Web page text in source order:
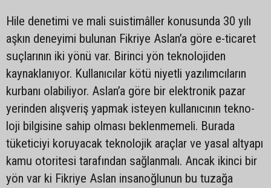
Hile denetimi ve mali suistimâller konusunda 30 yılı
aşkın deneyimi bulunan Fikriye Aslan’a göre e-ticaret
suçlarının iki yönü var. Birinci yön teknolojiden
kaynaklanıyor. Kullanıcılar kötü niyetli yazılımcıların
kurbanı olabiliyor. Aslan’a göre bir elektronik pazar
yerinden alışveriş yapmak isteyen kullanıcının tekno-
loji bilgisine sahip olması beklenmemeli. Burada
tüketiciyi koruyacak teknolojik araçlar ve yasal altyapı
kamu otoritesi tarafından sağlanmalı. Ancak ikinci bir
yön var ki Fikriye Aslan insanoğlunun bu tuzağa